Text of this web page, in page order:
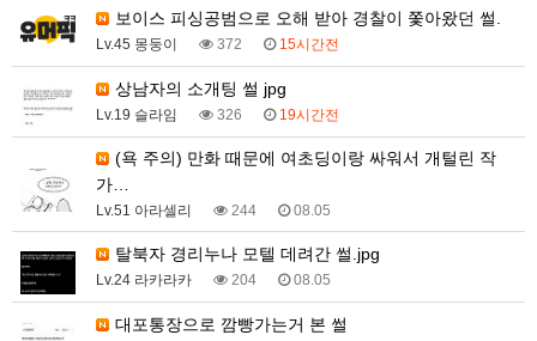
보이스 피싱공범으로 오해 받아 경찰이 쫓아왔던 썰.
Lv.45 몽둥이 372 15시간전
상남자의 소개팅 썰 jpg
Lv.19 슬라임 326 19시간전
가…
Lv.51 아라셀리 244 08.05
탈북자 경리누나 모텔 데려간 썰.jpg
Lv.24 라카라카 204 08.05
대포통장으로 깜빵가는거 본 썰